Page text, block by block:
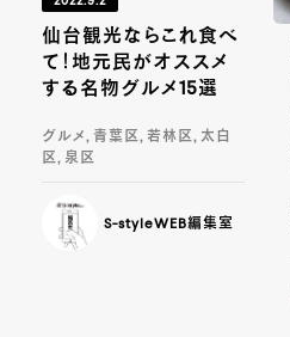
仙台観光ならこれ食べ
て！地元民がオススメ
する名物グルメ15選
グルメ, 青葉区, 若林区, 太白
区, 泉区
S-styleWEB編集室